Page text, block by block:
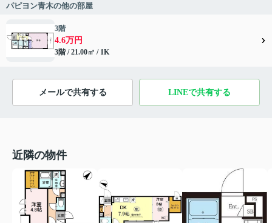
パピヨン青木の他の部屋
3階
4.6万円
3階 / 21.00㎡ / 1K
メールで共有する LINEで共有する
近隣の物件